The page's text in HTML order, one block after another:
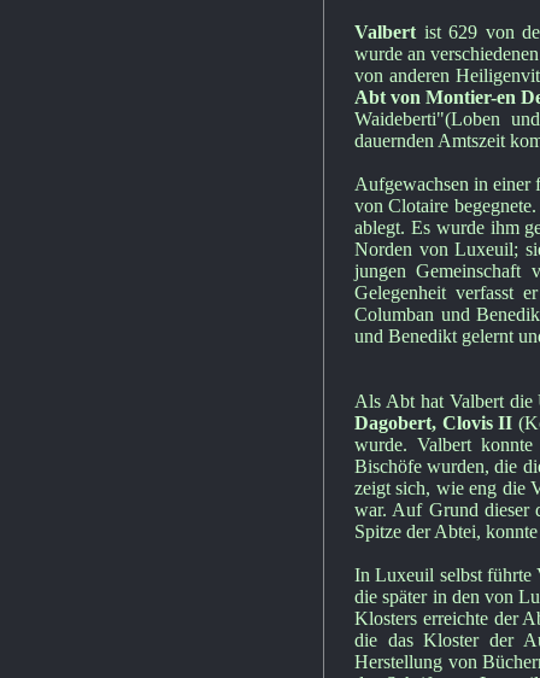
Valbert ist 629 von
wurde an
von anderen
Abt von Montier-en
Waideberti"(Loben
dauernden Amtszeit
Aufgewachsen in
von Clotaire
ablegt. Es wurde ihm
Norden von Luxeuil;
jungen Gemeinschaft
Gelegenheit verfasst
Columban und
und Benedikt gelernt
Als Abt hat Valbert
Dagobert, Clovis II
wurde. Valbert
Bischöfe wurden, die
zeigt sich, wie eng die
war. Auf Grund dieser
Spitze der Abtei,
In Luxeuil selbst führte
die später in den von
Klosters erreichte der
die das Kloster der
Herstellung von